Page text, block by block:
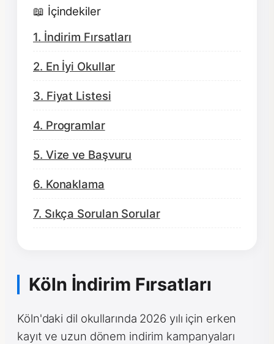
📖 İçindekiler
1. İndirim Fırsatları
2. En İyi Okullar
3. Fiyat Listesi
4. Programlar
5. Vize ve Başvuru
6. Konaklama
7. Sıkça Sorulan Sorular
Köln İndirim Fırsatları
Köln'daki dil okullarında 2026 yılı için erken
kayıt ve uzun dönem indirim kampanyaları